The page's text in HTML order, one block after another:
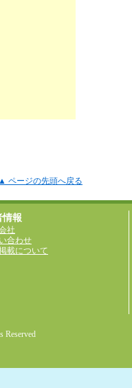
▲ ページの先頭へ戻る
情報
社
合わせ
載について
Reserved